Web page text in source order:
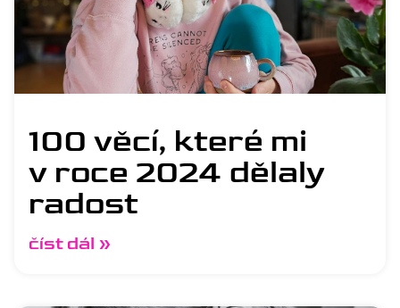
100 věcí, které mi
v roce 2024 dělaly
radost
číst dál »